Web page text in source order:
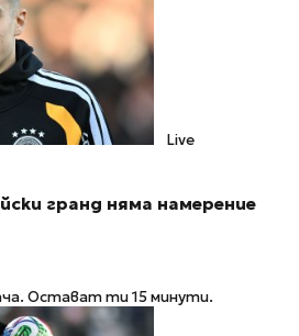
Live
гранд няма намерение
Остават ти 15 минути.